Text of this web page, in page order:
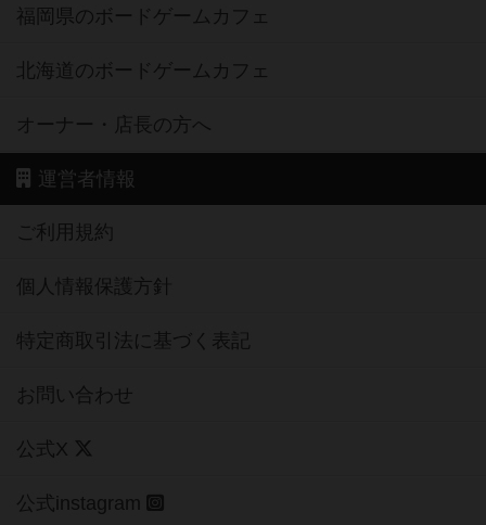
福岡県のボードゲームカフェ
北海道のボードゲームカフェ
オーナー・店長の方へ
運営者情報
ご利用規約
個人情報保護方針
特定商取引法に基づく表記
お問い合わせ
公式X
公式instagram